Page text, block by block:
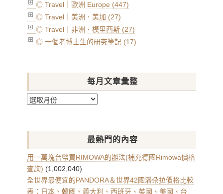
◎ Travel｜歐洲 Europe (447)
◎ Travel｜美洲．美加 (27)
◎ Travel｜非洲．模里西斯 (27)
◎ 一個老博士生的研究筆記 (17)
每月文章彙整
每
章
整
最熱門的內容
用一萬塊台幣買RIMOWA的辦法(補充德國Rimowa價格
查詢) (1,002,040)
全世界最便宜的PANDORA＆世界42國潘朵拉價格比較
表：日本、韓國、義大利、西班牙、英國、美國、台